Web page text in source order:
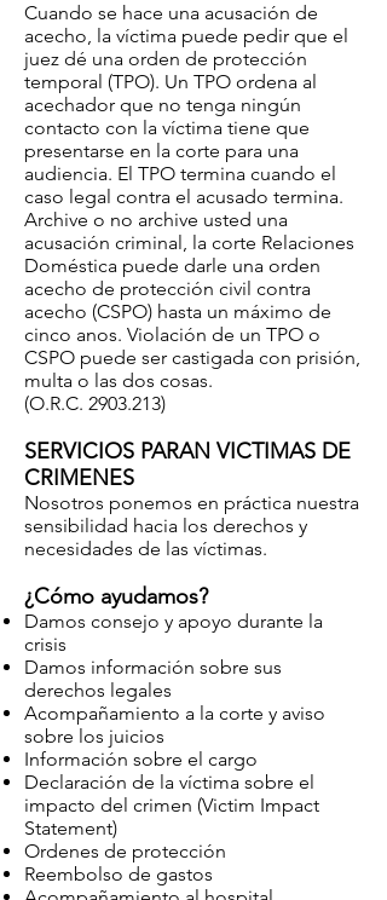
Cuando se hace una acusación de
acecho, la víctima puede pedir que el
juez dé una orden de protección
temporal (TPO). Un TPO ordena al
acechador que no tenga ningún
contacto con la víctima tiene que
presentarse en la corte para una
audiencia. El TPO termina cuando el
caso legal contra el acusado termina.
Archive o no archive usted una
acusación criminal, la corte Relaciones
Doméstica puede darle una orden
acecho de protección civil contra
acecho (CSPO) hasta un máximo de
cinco anos. Violación de un TPO o
CSPO puede ser castigada con prisión,
multa o las dos cosas.
(O.R.C. 2903.213)
SERVICIOS PARAN VICTIMAS DE
CRIMENES
Nosotros ponemos en práctica nuestra
sensibilidad hacia los derechos y
necesidades de las víctimas.
¿Cómo ayudamos?
Damos consejo y apoyo durante la
crisis
Damos información sobre sus
derechos legales
Acompañamiento a la corte y aviso
sobre los juicios
Información sobre el cargo
Declaración de la víctima sobre el
impacto del crimen (Victim Impact
Statement)
Ordenes de protección
Reembolso de gastos